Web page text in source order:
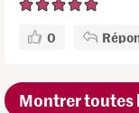
0
Montrer toutes